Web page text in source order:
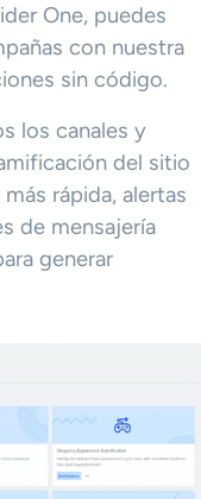
One, puedes
con nuestra
sin código.
los canales y
del sitio
rápida, alertas
de mensajería
generar